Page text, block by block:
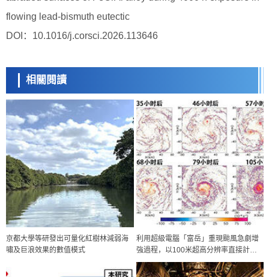
flowing lead-bismuth eutectic
DOI：10.1016/j.corsci.2026.113646
相關閱讀
京都大學等研發出可量化紅樹林減弱海
嘯及巨浪效果的數值模式
利用超級電腦「富岳」重現颱風急劇增
強過程，以100米超高分辨率直接計算
微小漩渦